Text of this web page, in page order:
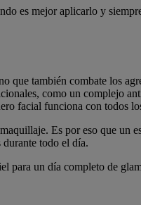
es mejor aplicarlo y
también combate los
como un complejo
facial funciona con todos
Es por eso que un
todo el día.
para un día completo de